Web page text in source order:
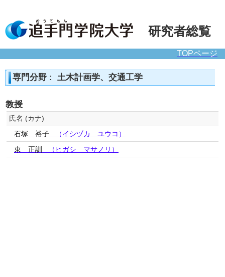
研究者総覧
TOPページ
専門分野 : 土木計画学、交通工学
教授
氏名 (カナ)
石塚 裕子 （イシヅカ ユウコ）
東 正訓 （ヒガシ マサノリ）